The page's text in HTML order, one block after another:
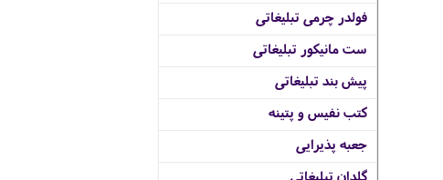
فولدر چرمی تبلیغاتی
ست مانیکور تبلیغاتی
پیش بند تبلیغاتی
کتب نفیس و پتینه
جعبه پذیرایی
گلدان تبلیغاتی